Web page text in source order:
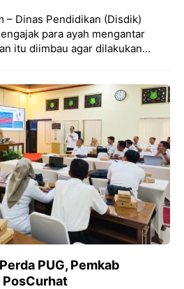
– Dinas Pendidikan (Disdik)
para ayah mengantar
itu diimbau agar dilakukan...
PUG, Pemkab
PosCurhat